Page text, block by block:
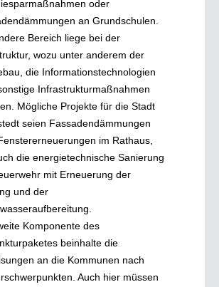
oder
an Grundschulen.
Bereich liege bei der
wozu unter anderem der
die Informationstechnologien
Infrastrukturmaßnahmen
Mögliche Projekte für die Stadt
seien Fassadendämmungen
im Rathaus,
die energietechnische Sanierung
mit Erneuerung der
und der
Komponente des
beinhalte die
an die Kommunen nach
Auch hier müssen